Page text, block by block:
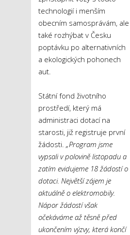
technologií i menším
obecním samosprávám, ale
také rozhýbat v Česku
poptávku po alternativních
a ekologických pohonech
aut.
Státní fond životního
prostředí, který má
administraci dotací na
starosti, již registruje první
žádosti. „Program jsme
vypsali v polovině listopadu a
zatím evidujeme 18 žádostí o
dotaci. Největší zájem je
aktuálně o elektromobily.
Nápor žádostí však
očekáváme až těsně před
ukončením výzvy, která končí